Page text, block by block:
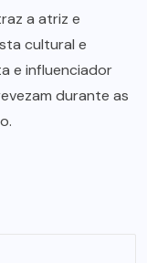
a atriz e
cultural e
e influenciador
durante as